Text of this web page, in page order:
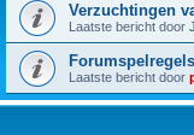
Verzuchtingen
Laatste bericht door
Forumspelregels
Laatste bericht door